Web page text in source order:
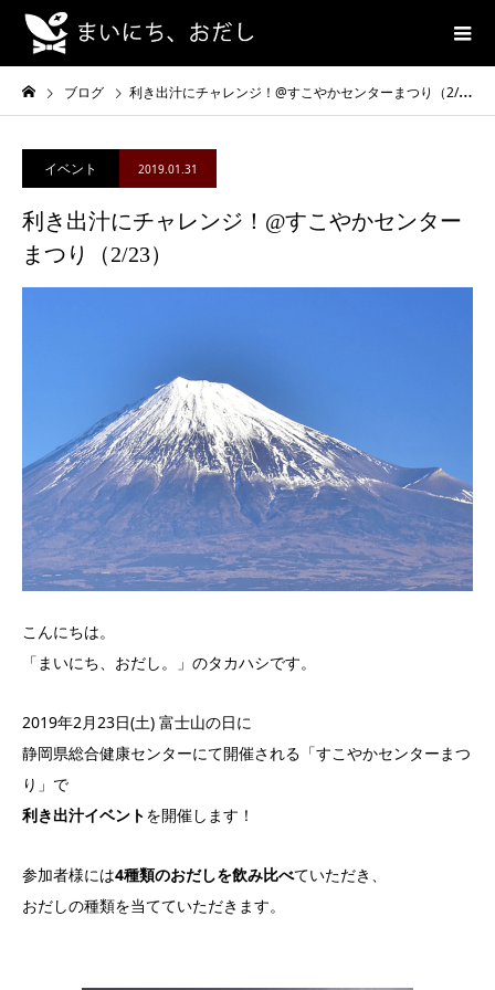
ブログ 利き出汁にチャレンジ！@すこやかセンターまつり（2/23）
イベント 2019.01.31
利き出汁にチャレンジ！@すこやかセンター
まつり（2/23）
こんにちは。
「まいにち、おだし。」のタカハシです。
2019年2月23日(土) 富士山の日に
静岡県総合健康センターにて開催される「すこやかセンターまつ
り」で
利き出汁イベントを開催します！
参加者様には4種類のおだしを飲み比べていただき、
おだしの種類を当てていただきます。